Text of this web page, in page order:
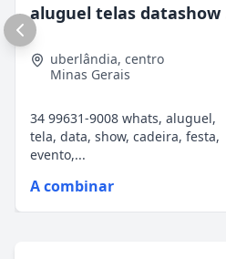
uberlândia, centro
Minas Gerais
34 99631-9008 whats, aluguel,
tela, data, show, cadeira, festa,
evento,...
A combinar